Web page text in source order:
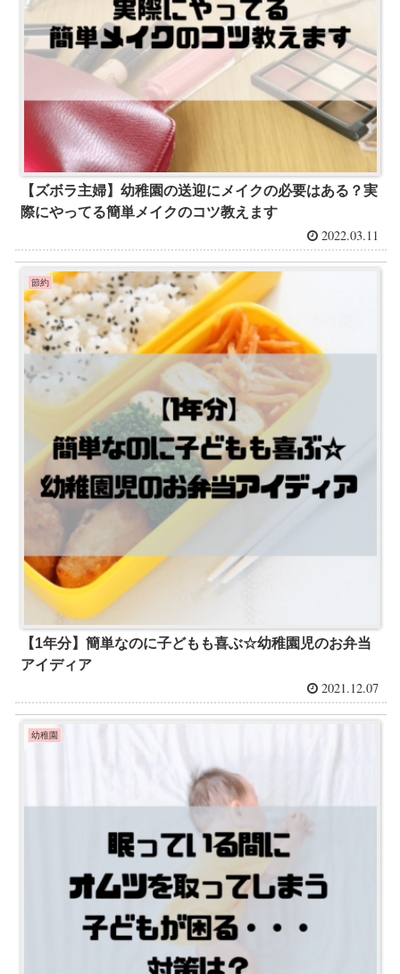
【ズボラ主婦】幼稚園の送迎にメイクの必要はある？実
際にやってる簡単メイクのコツ教えます
2022.03.11
節約
【1年分】簡単なのに子どもも喜ぶ☆幼稚園児のお弁当
アイディア
2021.12.07
幼稚園